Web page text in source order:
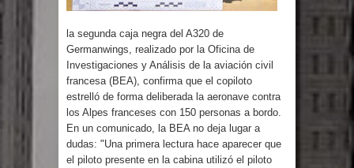
Humala queda en libertad tras la
anulación de condena de 15 años por
lavado
impulsan nuevas metas de
la segunda caja negra del A320 de
Germanwings, realizado por la Oficina de
Investigaciones y Análisis de la aviación civil
francesa (BEA), confirma que el copiloto
estrelló de forma deliberada la aeronave contra
los Alpes franceses con 150 personas a bordo.
En un comunicado, la BEA no deja lugar a
dudas: "Una primera lectura hace aparecer que
el piloto presente en la cabina utilizó el piloto